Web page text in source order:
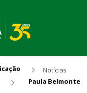
Notícias
Paula Belmonte